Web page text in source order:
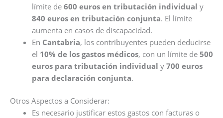
límite de 600 euros en tributación individual y
840 euros en tributación conjunta. El límite
aumenta en casos de discapacidad.
En Cantabria, los contribuyentes pueden deducirse
el 10% de los gastos médicos, con un límite de 500
euros para tributación individual y 700 euros
para declaración conjunta.
Otros Aspectos a Considerar:
Es necesario justificar estos gastos con facturas o